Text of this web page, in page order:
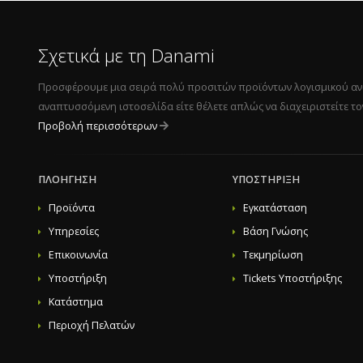
Sentinel Anti-malware - Pro Edition - 30 Domains
Sentinel Anti-malware - Host Edition - Unlimited Domains 11. Afterwards, set the
Προβολή Πλήρους Άρθρου...
Σχετικά με τη Danami
Προσφέρουμε μια σειρά πολύ προσιτών προϊόντων λογισμικού
αναπτυσσόμενη ιστοσελίδα είτε θέλετε απλώς να
Προβολή περισσότερων
ΠΛΟΉΓΗΣΗ
Προϊόντα
Υπηρεσίες
Επικοινωνία
Υποστήριξη
Κατάστημα
Περιοχή Πελατών
ΥΠΟΣΤΉΡΙΞΗ
Εγκατάσταση
Βάση Γνώσης
Τεκμηρίωση
Tickets Υποστήριξης